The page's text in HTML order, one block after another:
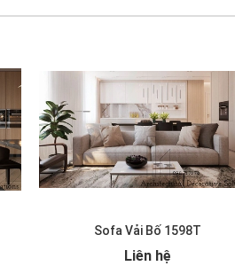
Sofa Vải Bố 1598T
Liên hệ